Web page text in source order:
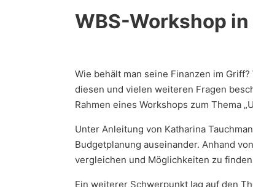
WBS-Workshop
Wie behält man seine Finanzen im
diesen und vielen weiteren Fragen
Rahmen eines Workshops zum Thema
Unter Anleitung von Katharina
Budgetplanung auseinander. Anhand
vergleichen und Möglichkeiten zu
Ein weiterer Schwerpunkt lag auf den